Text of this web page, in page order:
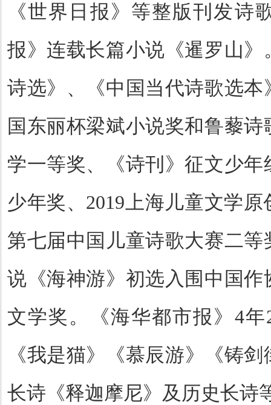
《世界日报》等整版刊发诗
报》连载长篇小说《暹罗山
诗选》、《中国当代诗歌选
国东丽杯梁斌小说奖和鲁藜
学一等奖、《诗刊》征文少
少年奖、 2019 上海儿童文学
第七届中国儿童诗歌大赛二等
说 《海神游》初选入围中国作
文学奖 。《海华都市报》 4年
《我是猫》《慕辰游》《铸
长诗《释迦摩尼》及历史长诗